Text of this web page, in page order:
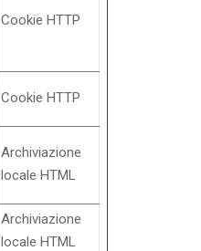
Cookie HTTP
Cookie HTTP
Archiviazione
locale HTML
Archiviazione
locale HTML